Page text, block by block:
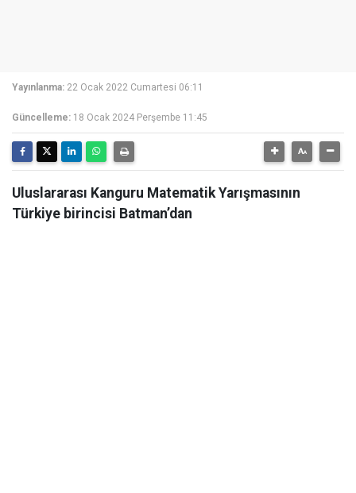
Yayınlanma: 22 Ocak 2022 Cumartesi 06:11
Güncelleme: 18 Ocak 2024 Perşembe 11:45
Uluslararası Kanguru Matematik Yarışmasının
Türkiye birincisi Batman’dan